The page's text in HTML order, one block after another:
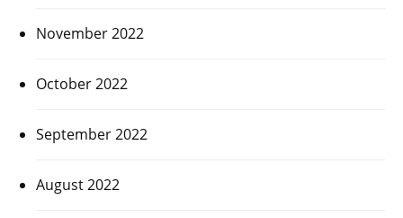
November 2022
October 2022
September 2022
August 2022